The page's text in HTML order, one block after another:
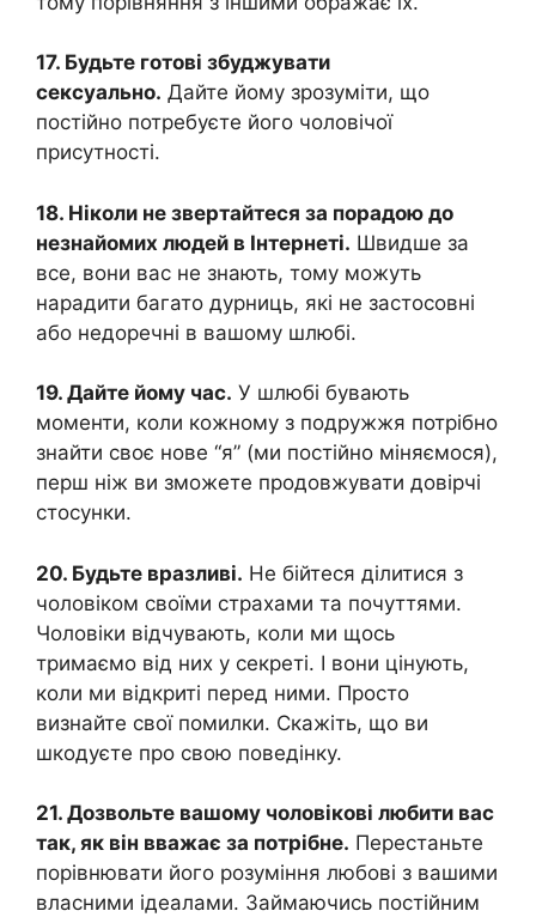
17. Будьте готові збуджувати
сексуально. Дайте йому зрозуміти, що
постійно потребуєте його чоловічої
присутності.
18. Ніколи не звертайтеся за порадою до
незнайомих людей в Інтернеті. Швидше за
все, вони вас не знають, тому можуть
нарадити багато дурниць, які не застосовні
або недоречні в вашому шлюбі.
19. Дайте йому час. У шлюбі бувають
моменти, коли кожному з подружжя потрібно
знайти своє нове “я” (ми постійно міняємося),
перш ніж ви зможете продовжувати довірчі
стосунки.
20. Будьте вразливі. Не бійтеся ділитися з
чоловіком своїми страхами та почуттями.
Чоловіки відчувають, коли ми щось
тримаємо від них у секреті. І вони цінують,
коли ми відкриті перед ними. Просто
визнайте свої помилки. Скажіть, що ви
шкодуєте про свою поведінку.
21. Дозвольте вашому чоловікові любити вас
так, як він вважає за потрібне. Перестаньте
порівнювати його розуміння любові з вашими
власними ідеалами. Займаючись постійним